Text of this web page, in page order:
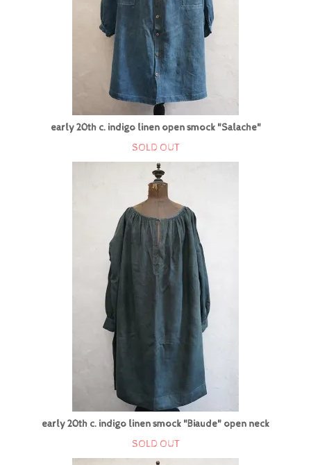
early 20th c. indigo linen open smock "Salache"
SOLD OUT
early 20th c. indigo linen smock "Biaude" open neck
SOLD OUT